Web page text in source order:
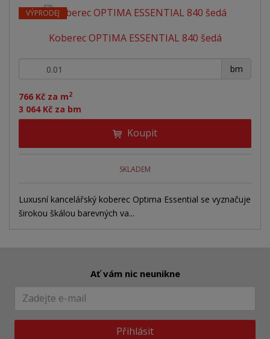
VÝPRODEJ
Koberec OPTIMA ESSENTIAL 840 šedá
766 Kč za m2
3 064 Kč za bm
bm
+ -
Koupit
SKLADEM
Luxusní kancelářský koberec Optima Essential se vyznačuje
širokou škálou barevných va...
Ať vám nic neunikne
Přihlásit